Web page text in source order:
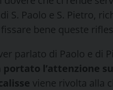
S. Paolo e S. Pietro,
bene queste
parlato di Paolo e di
portato l’attenzione
viene rivolta alla